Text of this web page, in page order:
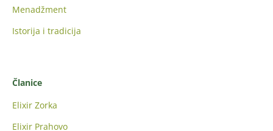
Menadžment
Istorija i tradicija
Članice
Elixir Zorka
Elixir Prahovo